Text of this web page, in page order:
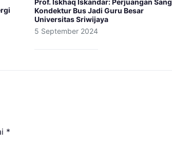
Prof. Iskhaq Iskandar: Perjuangan Sang
Kondektur Bus Jadi Guru Besar
Universitas Sriwijaya
5 September 2024
*